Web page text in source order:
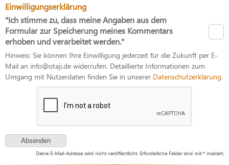
Einwilligungserklärung
"Ich stimme zu, dass meine Angaben aus dem
Formular zur Speicherung meines Kommentars
erhoben und verarbeitet werden."
Hinweis: Sie können Ihre Einwilligung jederzeit für die Zukunft per E-
Mail an info@otaji.de widerrufen. Detaillierte Informationen zum
Umgang mit Nutzerdaten finden Sie in unserer Datenschutzerklärung
Deine E-Mail-Adresse wird nicht veröffentlicht. Erforderliche Felder sind mit * makiert.